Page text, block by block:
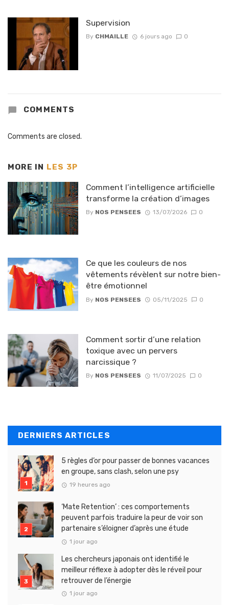
Supervision
By CHMAILLE 6 jours ago 0
COMMENTS
Comments are closed.
MORE IN LES 3P
Comment l’intelligence artificielle
transforme la création d’images
By NOS PENSEES 13/07/2026 0
Ce que les couleurs de nos
vêtements révèlent sur notre bien-
être émotionnel
By NOS PENSEES 05/11/2025 0
Comment sortir d’une relation
toxique avec un pervers
narcissique ?
By NOS PENSEES 11/07/2025 0
DERNIERS ARTICLES
5 règles d’or pour passer de bonnes vacances
en groupe, sans clash, selon une psy
19 heures ago
‘Mate Retention’ : ces comportements
peuvent parfois traduire la peur de voir son
partenaire s’éloigner d’après une étude
1 jour ago
Les chercheurs japonais ont identifié le
meilleur réflexe à adopter dès le réveil pour
retrouver de l’énergie
1 jour ago